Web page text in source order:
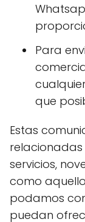
Para
que
Estas
servicios,
como
podamos
puedan